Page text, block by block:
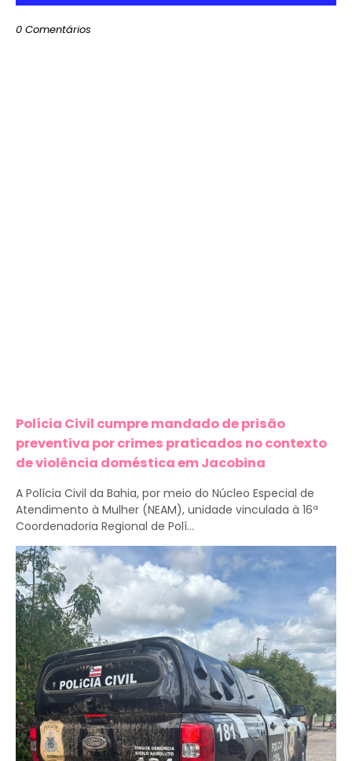
0 Comentários
Polícia Civil cumpre mandado de prisão
preventiva por crimes praticados no contexto
de violência doméstica em Jacobina
A Polícia Civil da Bahia, por meio do Núcleo Especial de
Atendimento à Mulher (NEAM), unidade vinculada à 16ª
Coordenadoria Regional de Polí...